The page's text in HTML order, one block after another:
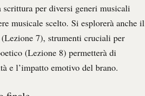
scrittura per diversi generi musicali
musicale scelto. Si esplorerà anche il
7), strumenti cruciali per
(Lezione 8) permetterà di
e l’impatto emotivo del brano.